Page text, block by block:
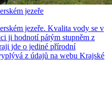
jezeře
jezeře. Kvalita vody se v
ji hodnotí pátým stupněm z
jde o jediné přírodní
z údajů na webu Krajské